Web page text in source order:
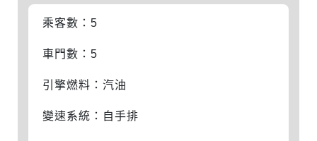
乘客數：5
車門數：5
引擎燃料：汽油
變速系統：自手排